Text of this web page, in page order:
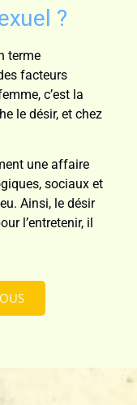
?
terme
facteurs
c’est la
le désir, et chez
une affaire
sociaux et
Ainsi, le désir
l’entretenir, il